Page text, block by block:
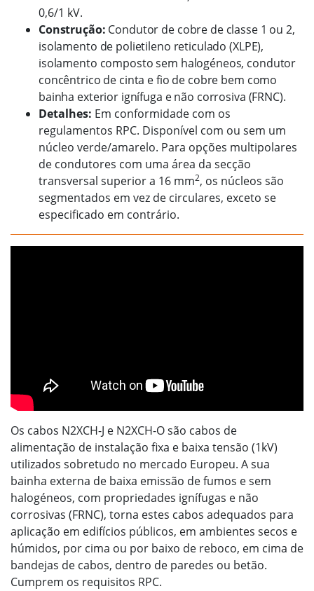
0,6/1 kV.
Construção: Condutor de cobre de classe 1 ou 2,
isolamento de polietileno reticulado (XLPE),
isolamento composto sem halogéneos, condutor
concêntrico de cinta e fio de cobre bem como
bainha exterior ignífuga e não corrosiva (FRNC).
Detalhes: Em conformidade com os
regulamentos RPC. Disponível com ou sem um
núcleo verde/amarelo. Para opções multipolares
de condutores com uma área da secção
transversal superior a 16 mm2, os núcleos são
segmentados em vez de circulares, exceto se
especificado em contrário.
Os cabos N2XCH-J e N2XCH-O são cabos de
alimentação de instalação fixa e baixa tensão (1kV)
utilizados sobretudo no mercado Europeu. A sua
bainha externa de baixa emissão de fumos e sem
halogéneos, com propriedades ignífugas e não
corrosivas (FRNC), torna estes cabos adequados para
aplicação em edifícios públicos, em ambientes secos e
húmidos, por cima ou por baixo de reboco, em cima de
bandejas de cabos, dentro de paredes ou betão.
Cumprem os requisitos RPC.